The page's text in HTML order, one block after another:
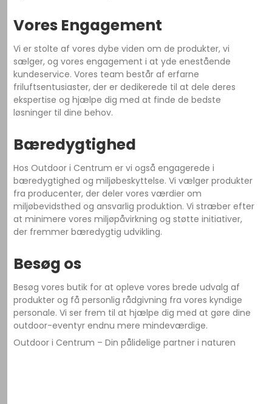
Vores Engagement
Vi er stolte af vores dybe viden om de produkter, vi
sælger, og vores engagement i at yde enestående
kundeservice. Vores team består af erfarne
friluftsentusiaster, der er dedikerede til at dele deres
ekspertise og hjælpe dig med at finde de bedste
løsninger til dine behov.
Bæredygtighed
Hos Outdoor i Centrum er vi også engagerede i
bæredygtighed og miljøbeskyttelse. Vi vælger produkter
fra producenter, der deler vores værdier om
miljøbevidsthed og ansvarlig produktion. Vi stræber efter
at minimere vores miljøpåvirkning og støtte initiativer,
der fremmer bæredygtig udvikling.
Besøg os
Besøg vores butik for at opleve vores brede udvalg af
produkter og få personlig rådgivning fra vores kyndige
personale. Vi ser frem til at hjælpe dig med at gøre dine
outdoor-eventyr endnu mere mindeværdige.
Outdoor i Centrum – Din pålidelige partner i naturen